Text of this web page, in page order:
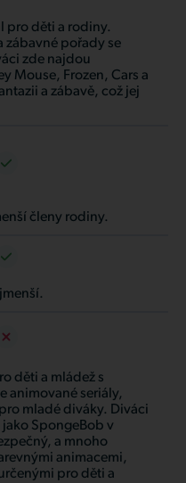
pro děti a rodiny.
zábavné pořady se
zde najdou
Mouse, Frozen, Cars a
a zábavě, což jej
členy rodiny.
děti a mládež s
animované seriály,
mladé diváky. Diváci
SpongeBob v
a mnoho
animacemi,
pro děti a